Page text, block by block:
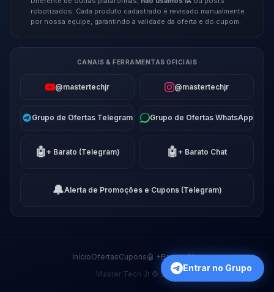
robotizados. Cada produto cadastrado é revisado manualmente
por nossa equipe, garantindo a validade da oferta e do cupom.
CANAIS & FERRAMENTAS OFICIAIS
@mastertechjr @mastertechjr
Grupo de Ofertas Telegram Grupo de Ofertas WhatsApp
🤖+ Barato (Telegram) 🤖+ Barato Chat
🔔Alerta de Promoções e Cupons (Telegram)
InícioOfertasCupons🤖 +Barato Chat
Master Tech Jr © 2026
Entrar no Grupo